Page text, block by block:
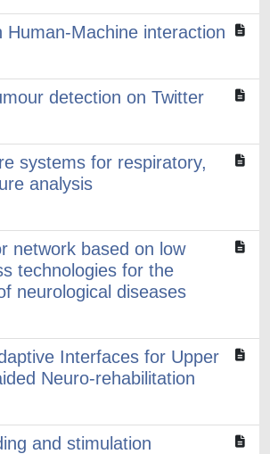
Human-Machine interaction
detection on Twitter
systems for respiratory,
analysis
network based on low
technologies for the
neurological diseases
Interfaces for Upper
Neuro-rehabilitation
and stimulation